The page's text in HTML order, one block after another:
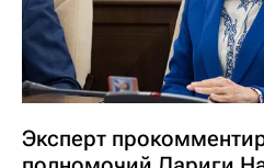
Эксперт